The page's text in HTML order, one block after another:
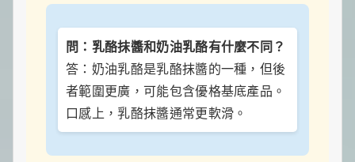
問：乳酪抹醬和奶油乳酪有什麼不同？
答：奶油乳酪是乳酪抹醬的一種，但後
者範圍更廣，可能包含優格基底產品。
口感上，乳酪抹醬通常更軟滑。